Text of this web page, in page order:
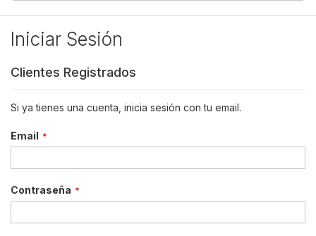
Iniciar Sesión
Clientes Registrados
Si ya tienes una cuenta, inicia sesión con tu email.
Email
Contraseña